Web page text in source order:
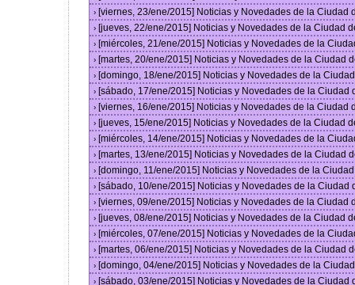
› [viernes, 23/ene/2015] Noticias y Novedades de la Ciudad
› [jueves, 22/ene/2015] Noticias y Novedades de la Ciudad
› [miércoles, 21/ene/2015] Noticias y Novedades de la
› [martes, 20/ene/2015] Noticias y Novedades de la Ciudad
› [domingo, 18/ene/2015] Noticias y Novedades de la
› [sábado, 17/ene/2015] Noticias y Novedades de la Ciudad
› [viernes, 16/ene/2015] Noticias y Novedades de la Ciudad
› [jueves, 15/ene/2015] Noticias y Novedades de la Ciudad
› [miércoles, 14/ene/2015] Noticias y Novedades de la
› [martes, 13/ene/2015] Noticias y Novedades de la Ciudad
› [domingo, 11/ene/2015] Noticias y Novedades de la
› [sábado, 10/ene/2015] Noticias y Novedades de la Ciudad
› [viernes, 09/ene/2015] Noticias y Novedades de la Ciudad
› [jueves, 08/ene/2015] Noticias y Novedades de la Ciudad
› [miércoles, 07/ene/2015] Noticias y Novedades de la
› [martes, 06/ene/2015] Noticias y Novedades de la Ciudad
› [domingo, 04/ene/2015] Noticias y Novedades de la
› [sábado, 03/ene/2015] Noticias y Novedades de la Ciudad